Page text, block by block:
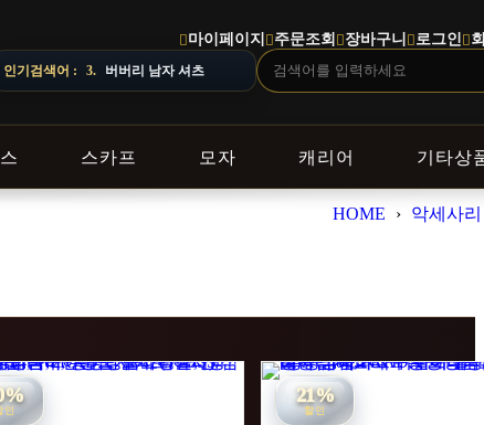
에 따라 배송 일정이 달라질 수 있으니 주문 전 상담창으로 문의
마이페이지 주문조회 장바구니 로그인
인기검색어 : 3. 버버리 남자 셔츠
스카프 모자 캐리어 기타상
HOME › 악세사리
인
21%
할인